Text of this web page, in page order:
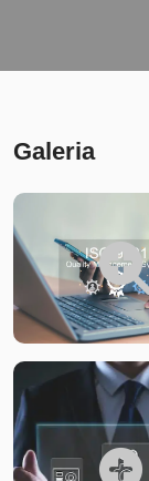
Galeria